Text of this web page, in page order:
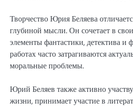
Творчество Юрия Беляева
глубиной мысли. Он сочетает в
элементы фантастики, детектива и
работах часто затрагиваются
моральные проблемы.
Юрий Беляев также активно
жизни, принимает участие в